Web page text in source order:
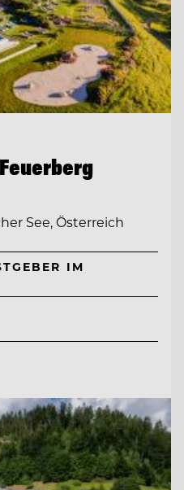
See, Österreich
IM